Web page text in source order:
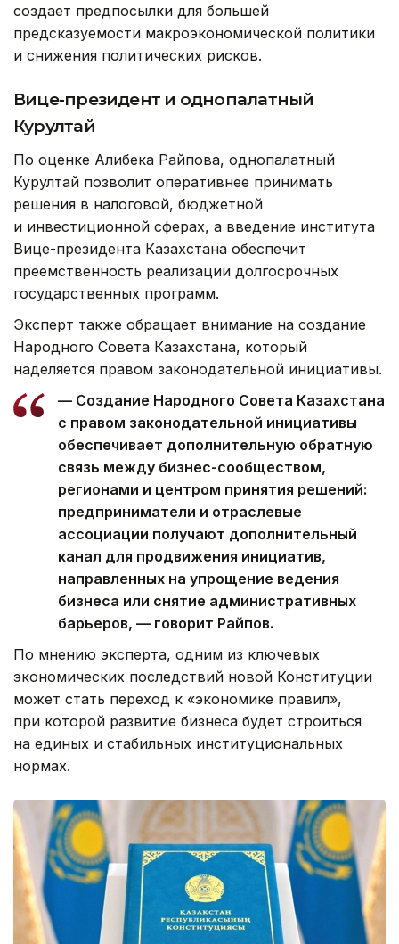
создает предпосылки для большей
предсказуемости макроэкономической политики
и снижения политических рисков.
Вице-президент и однопалатный
Курултай
По оценке Алибека Райпова, однопалатный
Курултай позволит оперативнее принимать
решения в налоговой, бюджетной
и инвестиционной сферах, а введение института
Вице-президента Казахстана обеспечит
преемственность реализации долгосрочных
государственных программ.
Эксперт также обращает внимание на создание
Народного Совета Казахстана, который
наделяется правом законодательной инициативы.
— Создание Народного Совета Казахстана
с правом законодательной инициативы
обеспечивает дополнительную обратную
связь между бизнес-сообществом,
регионами и центром принятия решений:
предприниматели и отраслевые
ассоциации получают дополнительный
канал для продвижения инициатив,
направленных на упрощение ведения
бизнеса или снятие административных
барьеров, — говорит Райпов.
По мнению эксперта, одним из ключевых
экономических последствий новой Конституции
может стать переход к «экономике правил»,
при которой развитие бизнеса будет строиться
на единых и стабильных институциональных
нормах.